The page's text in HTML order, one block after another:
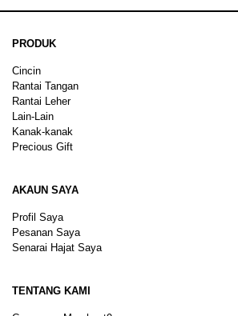
PRODUK
Cincin
Rantai Tangan
Rantai Leher
Lain-Lain
Kanak-kanak
Precious Gift
AKAUN SAYA
Profil Saya
Pesanan Saya
Senarai Hajat Saya
TENTANG KAMI